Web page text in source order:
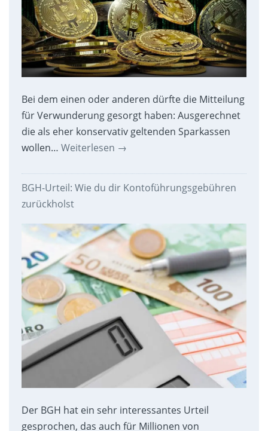
Bei dem einen oder anderen dürfte die Mitteilung
für Verwunderung gesorgt haben: Ausgerechnet
die als eher konservativ geltenden Sparkassen
wollen… Weiterlesen →
BGH-Urteil: Wie du dir Kontoführungsgebühren
zurückholst
Der BGH hat ein sehr interessantes Urteil
gesprochen, das auch für Millionen von